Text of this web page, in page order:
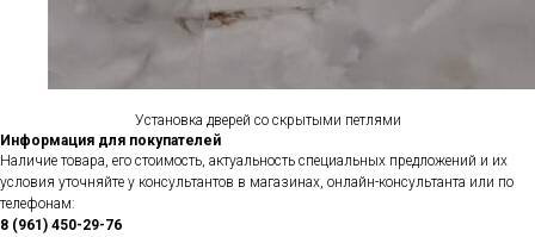
Установка дверей со скрытыми петлями
Информация для покупателей
Наличие товара, его стоимость, актуальность специальных предложений и их
условия уточняйте у консультантов в магазинах, онлайн-консультанта или по
телефонам:
8 (961) 450-29-76